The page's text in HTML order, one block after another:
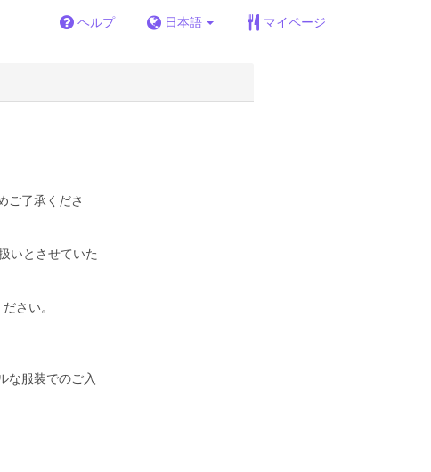
ヘルプ 日本語 マイページ
ご了承くださ
いとさせていた
さい。
な服装でのご入